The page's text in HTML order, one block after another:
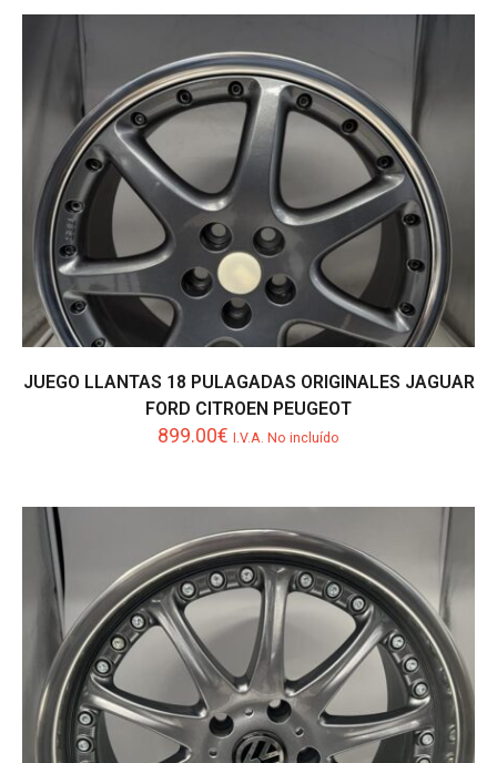
JUEGO LLANTAS 18 PULAGADAS ORIGINALES JAGUAR
FORD CITROEN PEUGEOT
899.00€ I.V.A. No incluído